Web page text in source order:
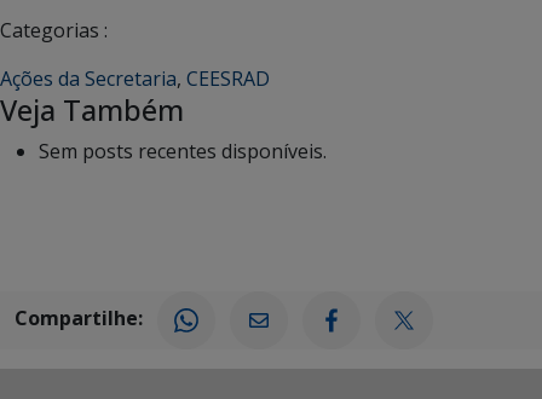
Categorias :
Ações da Secretaria, CEESRAD
Veja Também
Sem posts recentes disponíveis.
Compartilhe: